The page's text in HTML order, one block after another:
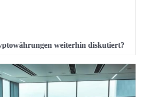
weiterhin diskutiert?